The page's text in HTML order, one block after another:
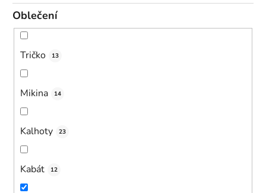
Oblečení
Tričko 13
Mikina 14
Kalhoty 23
Kabát 12